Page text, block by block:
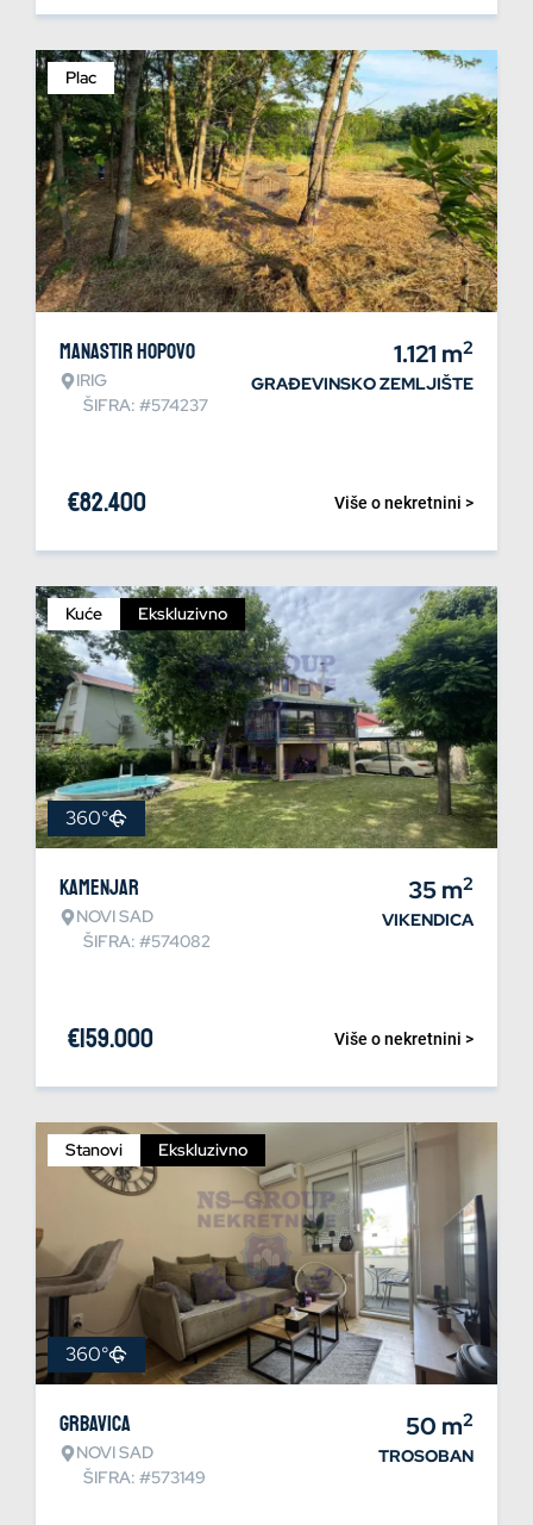
Plac
Manastir Hopovo
IRIG
ŠIFRA: #574237
1.121 m2
GRAĐEVINSKO ZEMLJIŠTE
Više o nekretnini >
€82.400
Kuće Ekskluzivno
360°
Kamenjar
NOVI SAD
ŠIFRA: #574082
35m2
VIKENDICA
Više o nekretnini >
€159.000
Stanovi Ekskluzivno
360°
Grbavica
NOVI SAD
ŠIFRA: #573149
50 m2
TROSOBAN